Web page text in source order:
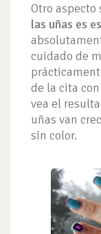
Otro aspecto
las uñas es
cuidado de
de la cita
vea el
uñas van
sin color.